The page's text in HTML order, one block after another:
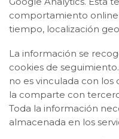
comportamiento
tiempo, localización
La información se
cookies de
no es vinculada con los
la comparte con
Toda la información
almacenada en los